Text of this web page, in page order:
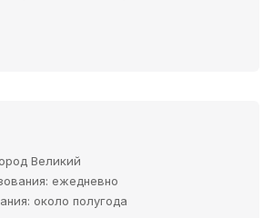
Великий
ежедневно
около полугода